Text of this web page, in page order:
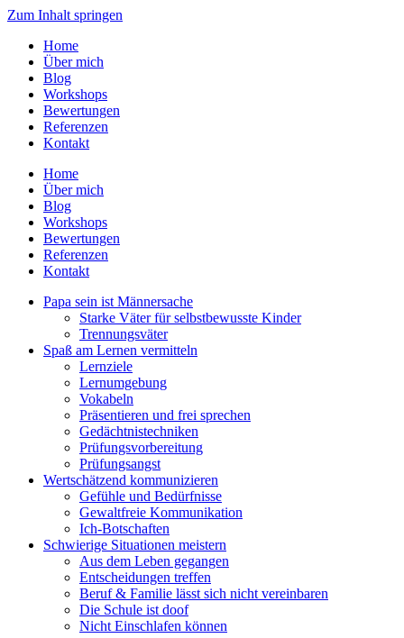
Zum Inhalt springen
Home
Über mich
Blog
Workshops
Bewertungen
Referenzen
Kontakt
Home
Über mich
Blog
Workshops
Bewertungen
Referenzen
Kontakt
Papa sein ist Männersache
Starke Väter für selbstbewusste Kinder
Trennungsväter
Spaß am Lernen vermitteln
Lernziele
Lernumgebung
Vokabeln
Präsentieren und frei sprechen
Gedächtnistechniken
Prüfungsvorbereitung
Prüfungsangst
Wertschätzend kommunizieren
Gefühle und Bedürfnisse
Gewaltfreie Kommunikation
Ich-Botschaften
Schwierige Situationen meistern
Aus dem Leben gegangen
Entscheidungen treffen
Beruf & Familie lässt sich nicht vereinbaren
Die Schule ist doof
Nicht Einschlafen können